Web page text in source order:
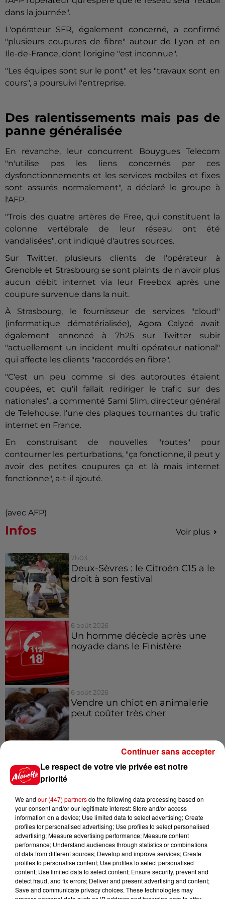
dans la journée".
L'opérateur SFR, également concerné, a confirmé
"plusieurs coupures de fibre" autour de Lyon et en
Ile-de-France, dont l'origine "est inconnue".
"Les équipes sont sur le pont" et les "travaux sont en
cours", a poursuivi l'entreprise.
Des ralentissements mais pas de
panne généralisée
En revanche, leur concurrent Bouygues Telecom
"n'utilise pas les liens concernés par ces
dysfonctionnements et les services mobiles et fixes
sont assurés normalement", a déclaré le groupe à
l'AFP.
"Trois des quatre artères de Free, qui constituent la
colonne vertébrale de leur réseau ont été
vandalisées", ont indiqué d'autres sources.
Sur Twitter, plusieurs clients de l'opérateur à
Grenoble et Strasbourg se sont plaints de n'avoir plus
aucun débit internet via leur Freebox après une
coupure survenue dans la nuit.
À Strasbourg, le fournisseur de services "cloud"
(informatique dématérialisée), Agora Calycé avait
également annoncé à 7h25 sur Twitter subir
"actuellement un incident multi opérateur national"
qui affecte les clients "raccordés en fibre".
"C'est un peu comme si des autoroutes étaient
coupées, et qu'il fallait rediriger le trafic sur des
nationales", a commenté Sami Slim, directeur général
de Telehouse, l'une des plaques tournantes du trafic
internet en France.
En construisant de nouvelles "routes" pour
contourner les perturbations, "ça fonctionne, il peut y
avoir des petites coupures ça et là mais internet
fonctionne", a-t-il ajouté.
(avec AFP)
Infos Voir plus
7h03
Deux-Sèvres : le Citroën C15 a le
droit à son festival
6 août 2026
Un homme décède après une
noyade dans le Finistère
6 août 2026
Vendre un chiot en animalerie
peut coûter très cher
Invasion de physalies sur des
Jeux Voir plus
Gagnez vos places pour le
Festival du Roi Arthur 2026 !
Le respect de votre vie privée est notre
priorité
We and our (447) partnersdo the following data processing based on
your consent and/or our legitimate interest: Store and/or access
information on a device; Use limited data to select advertising; Create
profiles for personalised advertising; Use profiles to select personalised
advertising; Measure advertising performance; Measure content
performance; Understand audiences through statistics or combinations
of data from different sources; Develop and improve services; Create
profiles to personalise content; Use profiles to select personalised
content; Use limited data to select content; Ensure security, prevent and
detect fraud, and fix errors; Deliver and present advertising and content;
Save and communicate privacy choices. These technologies may
Continuer sans accepter